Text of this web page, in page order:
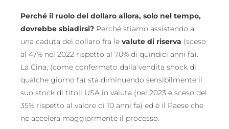
Perché il ruolo del dollaro allora, solo nel tempo,
dovrebbe sbiadirsi? Perché stiamo assistendo a
una caduta del dollaro fra levalute di riserva (sceso
al 47% nel 2022 rispetto al 70% di quindici anni fa).
La Cina, (come confermato dalla vendita shock di
qualche giorno fa) sta diminuendo sensibilmente il
suo stock di titoli USA in valuta (nel 2023 è sceso del
35% rispetto al valore di 10 anni fa) ed è il Paese che
ne accelera maggiormente il processo.